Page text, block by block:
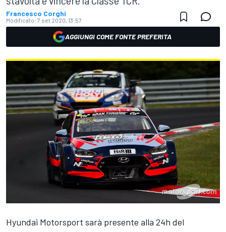
Francesco Corghi
Modificato: 7 set 2020, 13:57
AGGIUNGI COME FONTE PREFERITA
Hyundai Motorsport sarà presente alla 24h del